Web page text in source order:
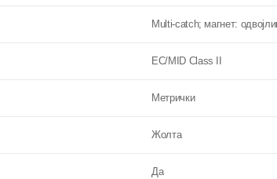
Multi-catch; магнет:
EC/MID Class II
Метрички
Жолта
Да